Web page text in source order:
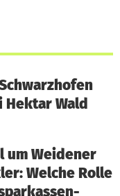
Wald
um Weidener
Welche Rolle